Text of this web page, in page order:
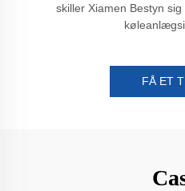
skiller Xiamen Bestyn
FÅ ET